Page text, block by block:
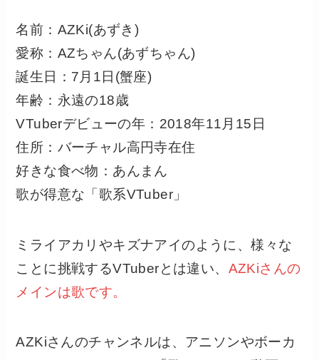
名前：AZKi(あずき)
愛称：AZちゃん(あずちゃん)
誕生日：7月1日(蟹座)
年齢：永遠の18歳
VTuberデビューの年：2018年11月15日
住所：バーチャル高円寺在住
好きな食べ物：あんまん
歌が得意な「歌系VTuber」
ミライアカリやキズナアイのように、様々な
ことに挑戦するVTuberとは違い、 AZKiさんの
メインは歌です。
AZKiさんのチャンネルは、アニソンやボーカ